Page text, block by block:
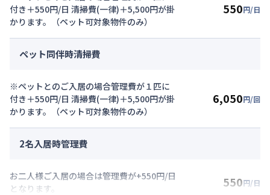
付き＋550円/日 清掃費(一律)＋5,500円が掛
かります。（ペット可対象物件のみ）
550円/日
ペット同伴時清掃費
※ペットとのご入居の場合管理費が１匹に
付き＋550円/日 清掃費(一律)＋5,500円が掛
かります。（ペット可対象物件のみ）
6,050円/回
2名入居時管理費
お二人様ご入居の場合は管理費が+550円/日
となります。
550円/日